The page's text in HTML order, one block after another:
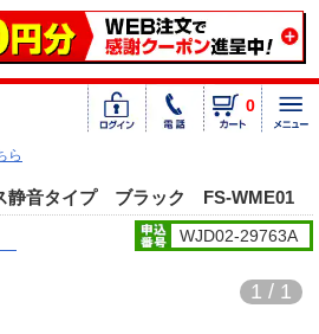
0
ら
静音タイプ ブラック FS-WME01
WJD02-29763A
1 / 1